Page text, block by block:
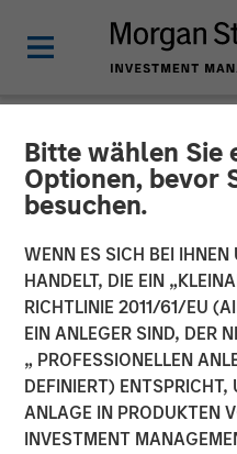
Bitte wählen Sie
Optionen, bevor
besuchen.
WENN ES SICH BEI IHNEN
HANDELT, DIE EIN
RICHTLINIE 2011/61/EU
EIN ANLEGER SIND, DER
„ PROFESSIONELLEN
DEFINIERT) ENTSPRICHT,
ANLAGE IN PRODUKTEN
INVESTMENT
NEWSROOM
Morgan
$275 Million
Haven
11 OKTOBER 2017